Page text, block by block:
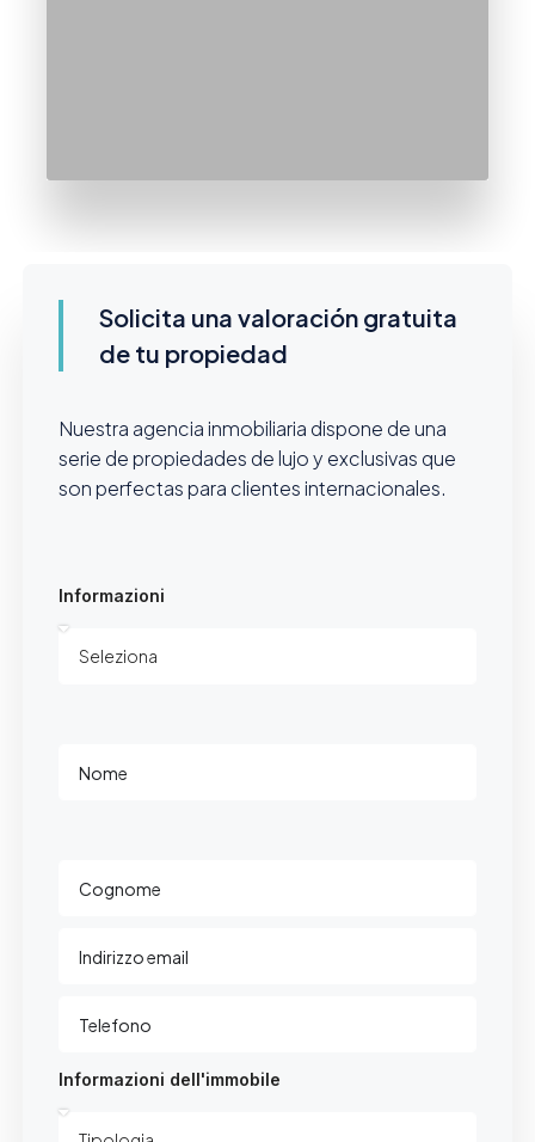
Solicita una valoración gratuita
de tu propiedad
Nuestra agencia inmobiliaria dispone de una
serie de propiedades de lujo y exclusivas que
son perfectas para clientes internacionales.
Informazioni
Informazioni dell'immobile